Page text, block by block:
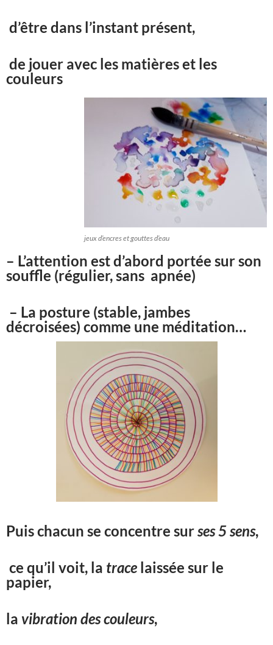
d’être dans l’instant présent,
de jouer avec les matières et les
couleurs
jeux d’encres et gouttes d’eau
– L’attention est d’abord portée sur son
souffle (régulier, sans apnée)
– La posture (stable, jambes
décroisées) comme une méditation…
Puis chacun se concentre surses 5 sens,
ce qu’il voit, la trace laissée sur le
papier,
la vibration des couleurs,